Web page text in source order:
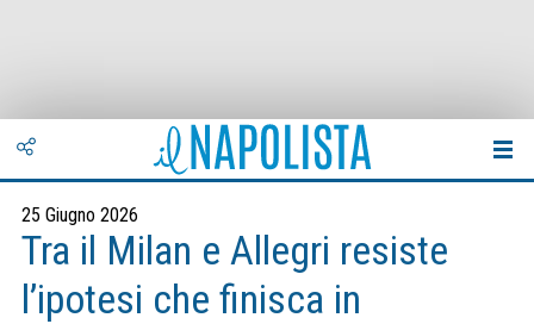
25 Giugno 2026
Tra il Milan e Allegri resiste
l’ipotesi che finisca in